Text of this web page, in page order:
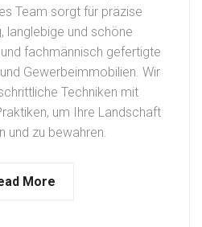
Team sorgt für präzise
langlebige und schöne
fachmännisch gefertigte
Gewerbeimmobilien. Wir
Techniken mit
um Ihre Landschaft
und zu bewahren.
More